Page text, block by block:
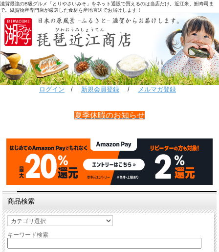
滋賀最強のB級グルメ「とりやさいみそ」をネット通販で買えるのは当店だけ。近江米、鮒寿司ま
で。滋賀物産専門店が厳選した食材を産地直送でお届けします！
ログイン / 新規会員登録 / メルマガ登録
夏季休暇のお知らせ
商品検索
キーワード検索